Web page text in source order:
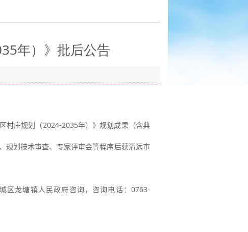
年）》批后公告
村庄规划（2024-2035年）》规划成果（含典
规划技术审查、专家评审会等程序后获清远市
龙塘镇人民政府咨询，咨询电话： 0763-